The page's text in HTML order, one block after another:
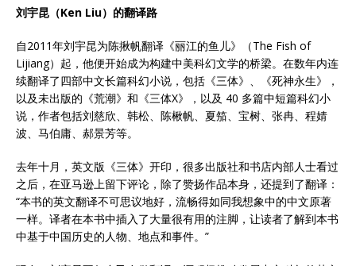
刘宇昆（Ken Liu）的翻译路
自2011年刘宇昆为陈揪帆翻译《丽江的鱼儿》（The Fish of
Lijiang）起，他便开始成为构建中美科幻文学的桥梁。在数年内连
续翻译了四部中文长篇科幻小说，包括《三体》、《死神永生》，
以及未出版的《荒潮》和《三体X》，以及 40 多篇中短篇科幻小
说，作者包括刘慈欣、韩松、陈楸帆、夏笳、宝树、张冉、程婧
波、马伯庸、郝景芳等。
去年十月，英文版《三体》开印，很多出版社和书店内部人士看过
之后，在亚马逊上留下评论，除了赞扬作品本身，还提到了翻译：
“本书的英文翻译不可思议地好，流畅得如同我想象中的中文原著
一样。译者在本书中插入了大量很有用的注脚，让读者了解到本书
中基于中国历史的人物、地点和事件。”